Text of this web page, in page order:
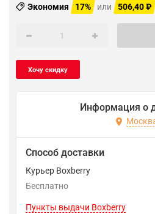
Экономия 17% или 506,40₽
Информация о
Способ доставки
Курьер Boxberry
Бесплатно
Пункты выдачи Boxberry